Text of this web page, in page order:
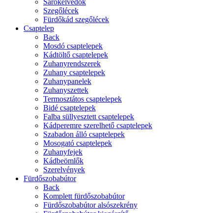
Szegőlécek
Fürdőkád szegőlécek
Csaptelep
Back
Mosdó csaptelepek
Kádtöltő csaptelepek
Zuhanyrendszerek
Zuhany csaptelepek
Zuhanypanelek
Zuhanyszettek
Termosztátos csaptelepek
Bidé csaptelepek
Falba süllyesztett csaptelepek
Kádperemre szerelhető csaptelepek
Szabadon álló csaptelepek
Mosogató csaptelepek
Zuhanyfejek
Kádbeömlők
Szerelvények
Fürdőszobabútor
Back
Komplett fürdőszobabútor
Fürdőszobabútor alsószekrény